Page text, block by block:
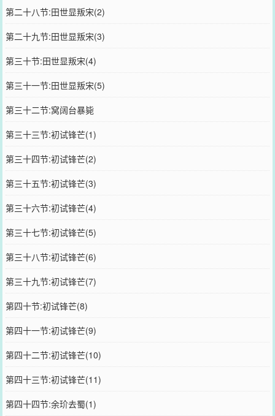
第二十八节:田世显叛宋(2)
第二十九节:田世显叛宋(3)
第三十节:田世显叛宋(4)
第三十一节:田世显叛宋(5)
第三十二节:窝阔台暴毙
第三十三节:初试锋芒(1)
第三十四节:初试锋芒(2)
第三十五节:初试锋芒(3)
第三十六节:初试锋芒(4)
第三十七节:初试锋芒(5)
第三十八节:初试锋芒(6)
第三十九节:初试锋芒(7)
第四十节:初试锋芒(8)
第四十一节:初试锋芒(9)
第四十二节:初试锋芒(10)
第四十三节:初试锋芒(11)
第四十四节:余玠去蜀(1)